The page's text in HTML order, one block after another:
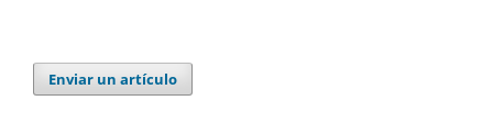
Enviar un artículo